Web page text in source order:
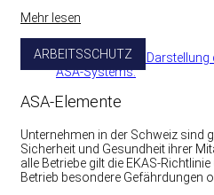
Mehr lesen
ARBEITSSCHUTZ
ASA-Elemente
Unternehmen in der Schweiz sind
Sicherheit und Gesundheit ihrer
alle Betriebe gilt die EKAS-
Betrieb besondere Gefährdungen